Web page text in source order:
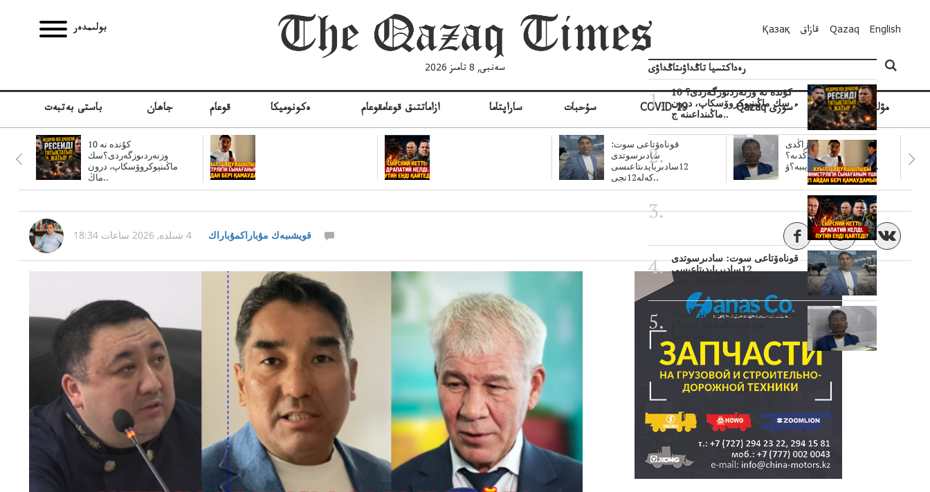
بولىمدەر
سەنبى, 8 تامىز 2026
Қазақ قازاق Qazaq English
باستى بەتبەت جاھان قوعام ەكونوميكا ازاماتتىق قوعامقوعام ساراپتاما سۇحبات COVID-19 Qazaq ءسوزى مۋلتيمەديا
10 كۇندە نە
وزنەردىوزگەردى؟سك
ماڭىنپوكروۆسكاپ، درون
ماڭ..
قوناەۆتاعى سوت:
سادىرسوتدى
12سادىربايدىتاعىسى
كەلە12نجى..
سۋبسيديالار زاڭدى
تولەنزاڭدىە؟
سوتتولەنگەناپتار ايىبە؟ۋ..
قويشىبەك مۇباراكمۇباراك 4 شىلدە, 2026 ساعات 18:34
رەداكتسيا تاڭداۋىتاڭداۋى
10 كۇندە نە وزنەردىوزگەردى؟
سك ماڭىنپوكروۆسكاپ، درون
ماڭىنداعىنە ج..
قوناەۆتاعى سوت: سادىرسوتدى
12سادىربايدىتاعىسى
سۋبسيديالار زاڭدى تولەنزاڭدىە؟